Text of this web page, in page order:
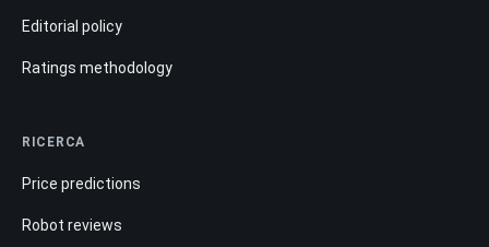
Editorial policy
Ratings methodology
RICERCA
Price predictions
Robot reviews